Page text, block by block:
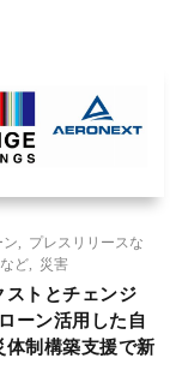
ン
プレスリリースな
ど 災害
ストとチェンジ
ーン活用した自
体制構築支援で新